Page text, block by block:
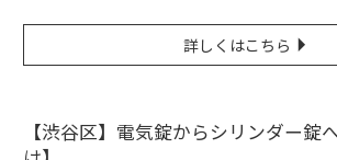
詳しくはこちら
【渋谷区】電気錠からシリンダー錠